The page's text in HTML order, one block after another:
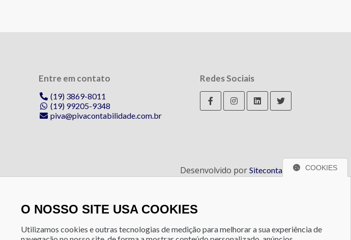
Entre em contato
(19) 3869-8011
(19) 99205-9348
piva@pivacontabilidade.com.br
Redes Sociais
Desenvolvido por Sitecontabil COOKIES
O NOSSO SITE USA COOKIES
Utilizamos cookies e outras tecnologias de medição para melhorar a sua experiência de